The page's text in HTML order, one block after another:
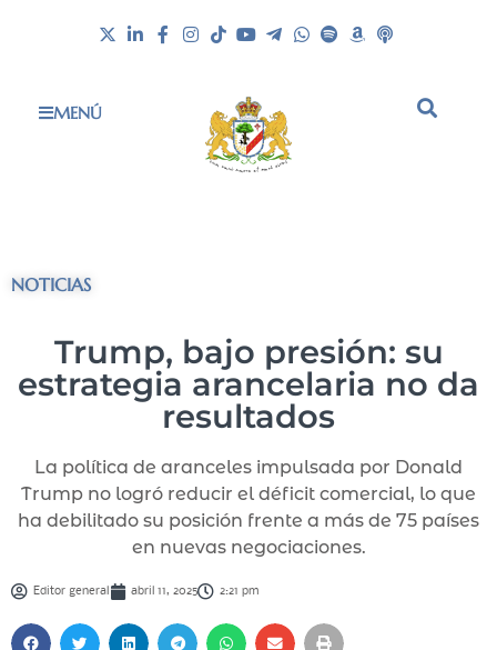
MENÚ
NOTICIAS
Trump, bajo presión: su
estrategia arancelaria no da
resultados
La política de aranceles impulsada por Donald
Trump no logró reducir el déficit comercial, lo que
ha debilitado su posición frente a más de 75 países
en nuevas negociaciones.
Editor general abril 11, 2025 2:21 pm